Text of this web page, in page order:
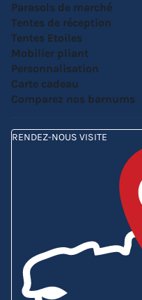
Parasols de marché
Tentes de réception
Tentes Etoiles
Mobilier pliant
Personnalisation
Carte cadeau
Comparez nos barnums
RENDEZ-NOUS VISITE